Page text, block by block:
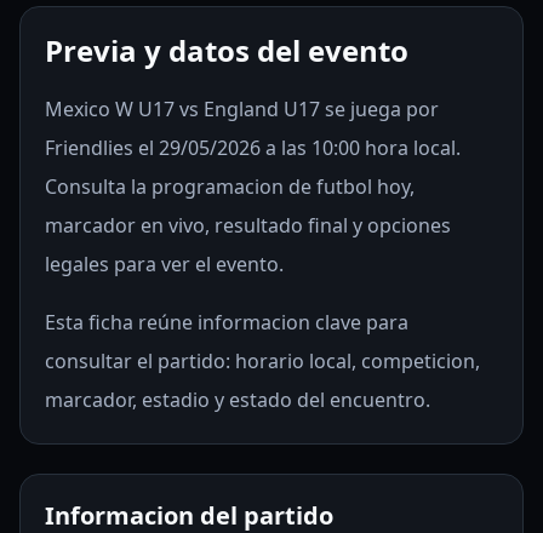
Previa y datos del evento
Mexico W U17 vs England U17 se juega por
Friendlies el 29/05/2026 a las 10:00 hora local.
Consulta la programacion de futbol hoy,
marcador en vivo, resultado final y opciones
legales para ver el evento.
Esta ficha reúne informacion clave para
consultar el partido: horario local, competicion,
marcador, estadio y estado del encuentro.
Informacion del partido